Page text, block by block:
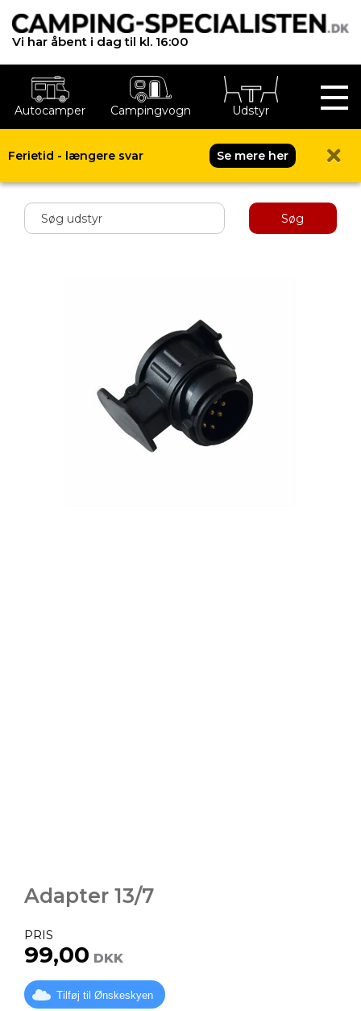
Vi har åbent i dag til kl. 16:00
Autocamper Campingvogn Udstyr
Ferietid - længere svar
Se mere her
Søg
Adapter 13/7
PRIS
99,00 DKK
Tilføj til Ønskeskyen